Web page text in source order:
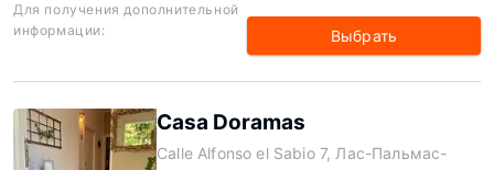
Для получения дополнительной
информации:
Выбрать
Casa Doramas
Calle Alfonso el Sabio 7, Лас-Пальмас-